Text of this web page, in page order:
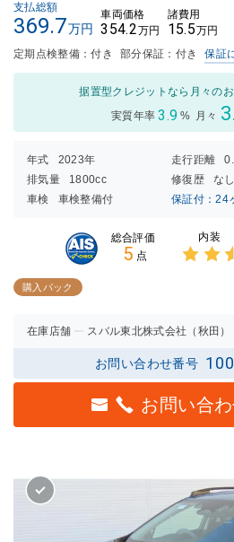
支払総額
369.7万円
車両価格
354.2万円
諸費用
15.5万円
定期点検整備：付き 部分保証：付き 保証
据置型クレジットなら月々の
実質年率 3.9 % 月々
年式 2023年 走行距離
排気量
1800cc 修復歴
なし
車検
車検整備付 保証付：24
総合評価
5 点
内装
購入パック
在庫店舗 スバル東北株式会社（秋田
お問い合わせ番号
お問い合